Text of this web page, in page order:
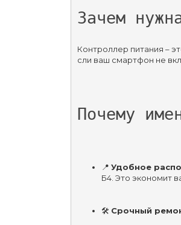
Зачем
Контроллер питания –
сли ваш смартфон не
Почему
📍 Удобное
Б4. Это экономит
🛠️ Срочный